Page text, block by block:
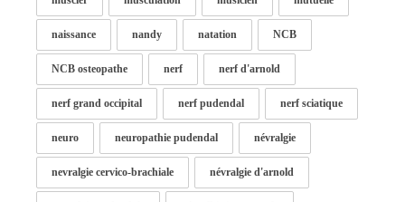
naissance nandy natation NCB
NCB osteopathe nerf nerf d'arnold
nerf grand occipital nerf pudendal nerf sciatique
neuro neuropathie pudendal névralgie
nevralgie cervico-brachiale névralgie d'arnold